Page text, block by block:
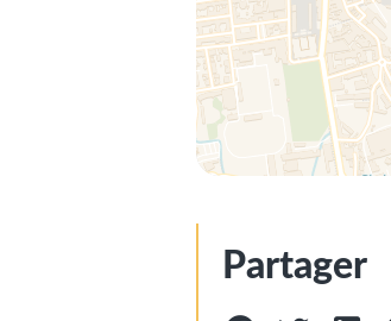
Partager